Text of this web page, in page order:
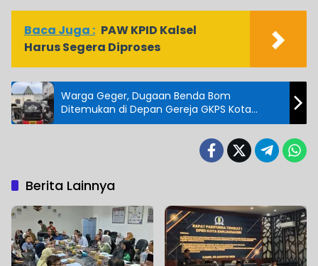
Baca Juga : PAW KPID Kalsel
Harus Segera Diproses
Warga Geger, Dugaan Benda Bom
Ditemukan di Depan Gereja GKPS Kota
Bandung
Berita Lainnya